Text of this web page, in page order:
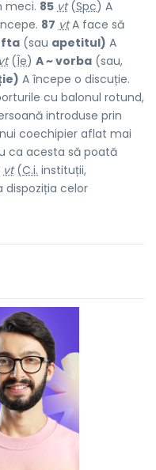
meci. 85 vt(Spc) A
87 vtA face să
(sau apetitul) A
(Îe) A ~ vorba (sau,
A începe o discuție.
cu balonul rotund,
introduse prin
coechipier aflat mai
ca acesta să poată
vt(C.i. instituții,
dispoziția celor